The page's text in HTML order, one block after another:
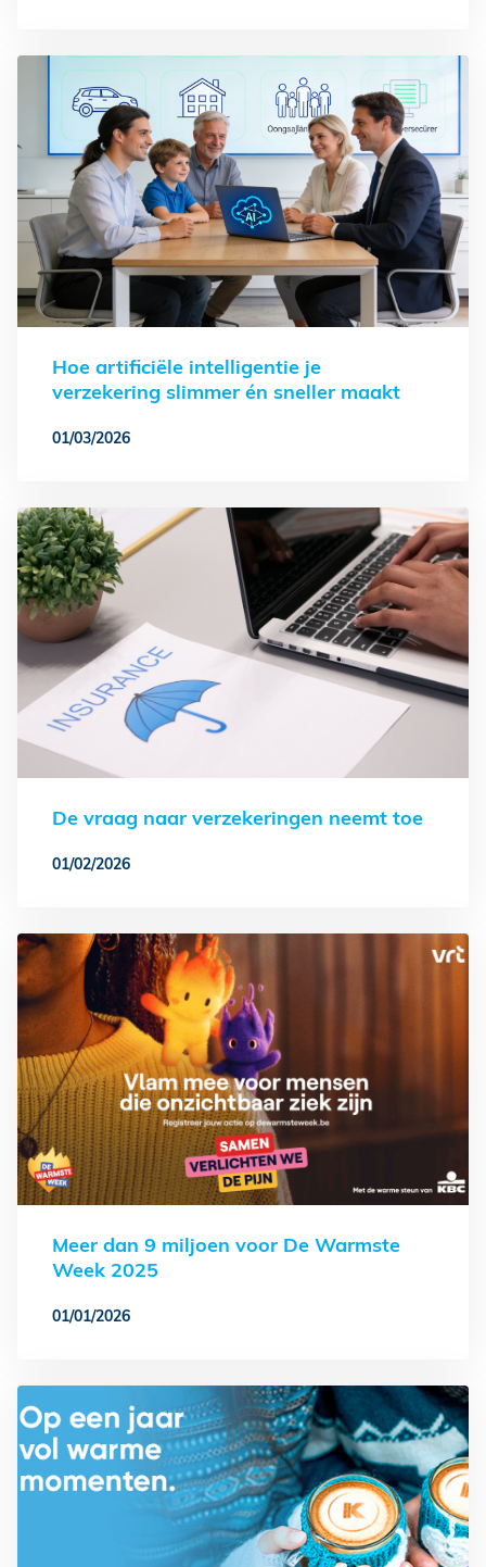
Hoe artificiële intelligentie je
verzekering slimmer én sneller maakt
01/03/2026
De vraag naar verzekeringen neemt toe
01/02/2026
Meer dan 9 miljoen voor De Warmste
Week 2025
01/01/2026